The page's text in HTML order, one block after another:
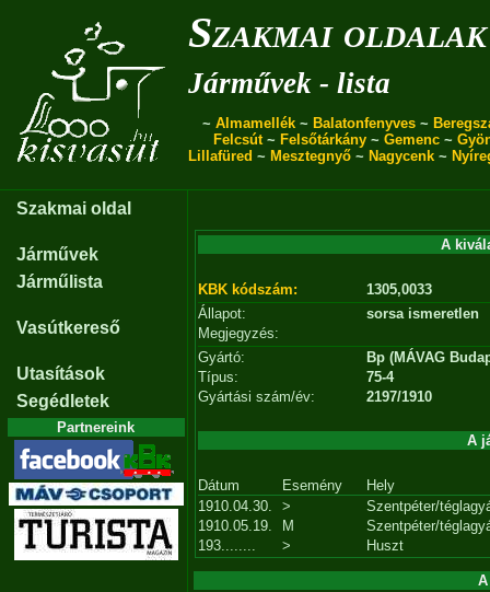
Szakmai oldalak
Járművek - lista
~ Almamellék ~ Balatonfenyves ~
Felcsút~ Felsőtárkány ~ Gemenc ~
Lillafüred ~ Mesztegnyő ~ Nagycenk ~
Szakmai oldal
Járművek
Járműlista
Vasútkereső
Utasítások
Segédletek
Partnereink
A
KBK kódszám:
1305,0033
Állapot:
sorsa ismeretlen
Megjegyzés:
Gyártó:
Bp (MÁVAG
Típus:
75-4
Gyártási szám/év:
2197/1910
A
Dátum Esemény
Hely
1910.04.30.
>
Szentpéter/
1910.05.19.
M
Szentpéter/
193........
> Huszt